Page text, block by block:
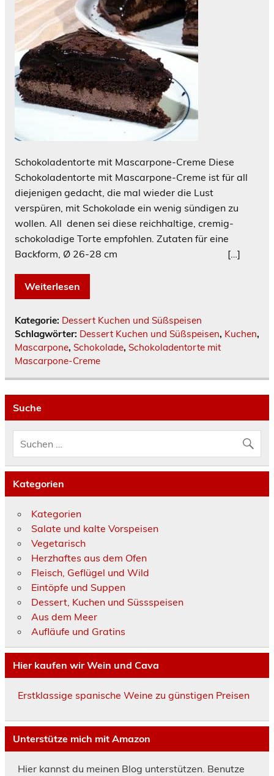
Schokoladentorte mit Mascarpone-Creme Diese
Schokoladentorte mit Mascarpone-Creme ist für all
diejenigen gedacht, die mal wieder die Lust
verspüren, mit Schokolade ein wenig sündigen zu
wollen. All denen sei diese reichhaltige, cremig-
schokoladige Torte empfohlen. Zutaten für eine
Backform, Ø 26-28 cm […]
Weiterlesen
Kategorie: Dessert Kuchen und Süßspeisen
Schlagwörter: Dessert Kuchen und Süßspeisen, Kuchen,
Mascarpone, Schokolade, Schokoladentorte mit
Mascarpone-Creme
Suche
Kategorien
Kategorien
Salate und kalte Vorspeisen
Vegetarisch
Herzhaftes aus dem Ofen
Fleisch, Geflügel und Wild
Eintöpfe und Suppen
Dessert, Kuchen und Süssspeisen
Aus dem Meer
Aufläufe und Gratins
Hier kaufen wir Wein und Cava
Erstklassige spanische Weine zu günstigen Preisen
Unterstütze mich mit Amazon
Hier kannst du meinen Blog unterstützen. Benutze